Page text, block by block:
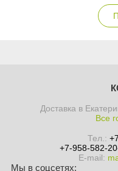
Доставка в
Все
Тел.:
+7-958-582-
E-mail:
Мы в соцсетях: